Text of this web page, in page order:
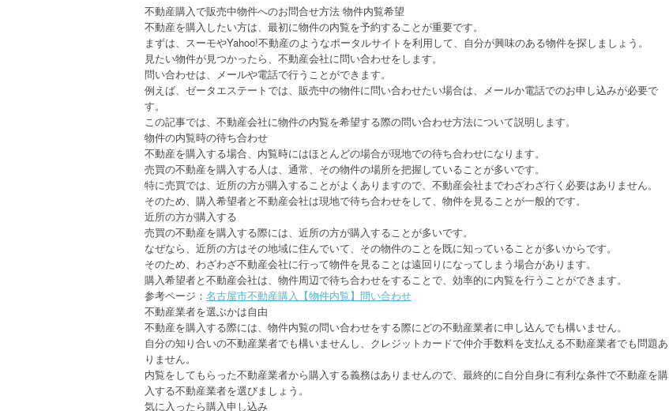
不動産購入で販売中物件へのお問合せ方法 物件内覧希望
不動産を購入したい方は、最初に物件の内覧を予約することが重要です。
まずは、スーモやYahoo!不動産のようなポータルサイトを利用して、自分が興味のある物件を探しましょう。
見たい物件が見つかったら、不動産会社に問い合わせをします。
問い合わせは、メールや電話で行うことができます。
例えば、ゼータエステートでは、販売中の物件に問い合わせたい場合は、メールか電話でのお申し込みが必要で
す。
この記事では、不動産会社に物件の内覧を希望する際の問い合わせ方法について説明します。
物件の内覧時の待ち合わせ
不動産を購入する場合、内覧時にはほとんどの場合が現地での待ち合わせになります。
売買の不動産を購入する人は、通常、その物件の場所を把握していることが多いです。
特に売買では、近所の方が購入することがよくありますので、不動産会社までわざわざ行く必要はありません。
そのため、購入希望者と不動産会社は現地で待ち合わせをして、物件を見ることが一般的です。
近所の方が購入する
売買の不動産を購入する際には、近所の方が購入することが多いです。
なぜなら、近所の方はその地域に住んでいて、その物件のことを既に知っていることが多いからです。
そのため、わざわざ不動産会社に行って物件を見ることは遠回りになってしまう場合があります。
購入希望者と不動産会社は、物件周辺で待ち合わせをすることで、効率的に内覧を行うことができます。
参考ページ： 名古屋市不動産購入【物件内覧】問い合わせ
不動産業者を選ぶかは自由
不動産を購入する際には、物件内覧の問い合わせをする際にどの不動産業者に申し込んでも構いません。
自分の知り合いの不動産業者でも構いませんし、クレジットカードで仲介手数料を支払える不動産業者でも問題あ
りません。
内覧をしてもらった不動産業者から購入する義務はありませんので、最終的に自分自身に有利な条件で不動産を購
入する不動産業者を選びましょう。
気に入ったら購入申し込み